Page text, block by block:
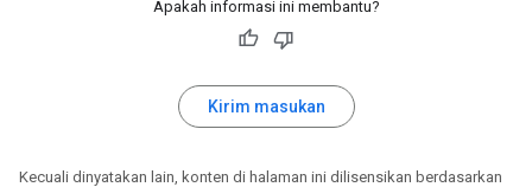
Apakah informasi ini membantu?
Kirim masukan
Kecuali dinyatakan lain, konten di halaman ini dilisensikan berdasarkan